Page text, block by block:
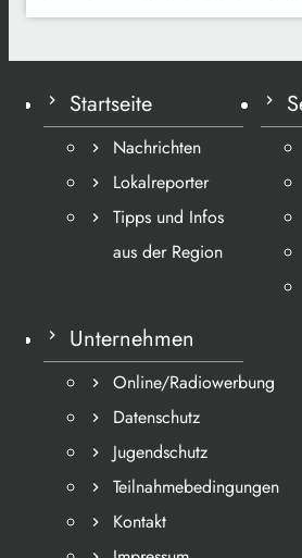
Startseite
Nachrichten
Lokalreporter
Tipps und Infos
aus der Region
Unternehmen
Online/Radiowerbung
Datenschutz
Jugendschutz
Teilnahmebedingungen
Kontakt